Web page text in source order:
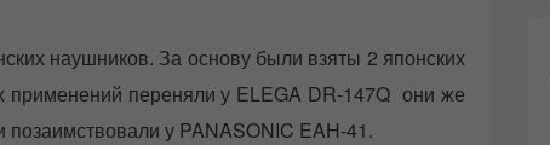
наушников. За основу были взяты 2 японских
применений переняли у ELEGA DR-147Q они же
у PANASONIC EAH-41.